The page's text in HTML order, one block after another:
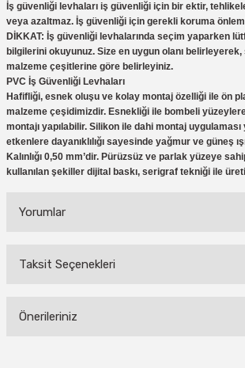
İş güvenliği levhaları iş güvenliği için bir ektir,
veya azaltmaz. İş güvenliği için gerekli koruma
DİKKAT: İş güvenliği levhalarında seçim yaparken
bilgilerini okuyunuz. Size en uygun olanı
malzeme çeşitlerine göre belirleyiniz.
PVC İş Güvenliği Levhaları
Hafifliği, esnek oluşu ve kolay montaj özelliği ile ön
malzeme çeşidimizdir. Esnekliği ile bombeli
montajı yapılabilir. Silikon ile dahi montaj uygulaması
etkenlere dayanıklılığı sayesinde yağmur ve güneş
Kalınlığı 0,50 mm’dir. Pürüzsüz ve parlak yüzeye
kullanılan şekiller dijital baskı, serigraf tekniği ile
Yorumlar
Taksit Seçenekleri
Önerileriniz